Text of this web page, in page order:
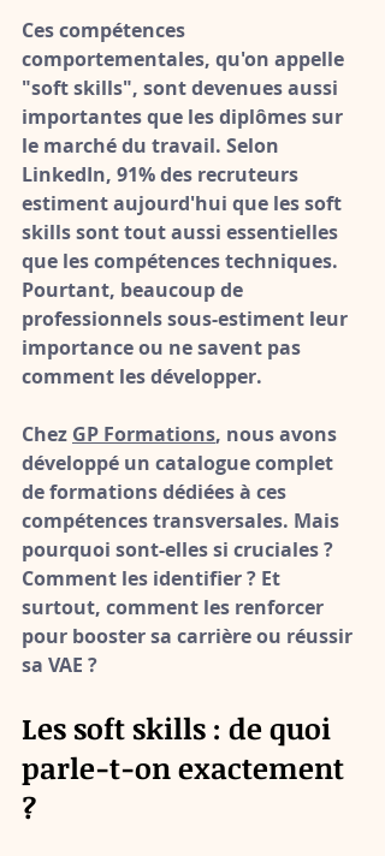
Ces compétences
comportementales, qu'on appelle
"soft skills", sont devenues aussi
importantes que les diplômes sur
le marché du travail. Selon
LinkedIn, 91% des recruteurs
estiment aujourd'hui que les soft
skills sont tout aussi essentielles
que les compétences techniques.
Pourtant, beaucoup de
professionnels sous-estiment leur
importance ou ne savent pas
comment les développer.
Chez GP Formations, nous avons
développé un catalogue complet
de formations dédiées à ces
compétences transversales. Mais
pourquoi sont-elles si cruciales ?
Comment les identifier ? Et
surtout, comment les renforcer
pour booster sa carrière ou réussir
sa VAE ?
Les soft skills : de quoi
parle-t-on exactement
?